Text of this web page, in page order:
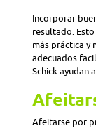
Incorporar
resultado.
más práctica y
adecuados
Schick ayudan
Afeitarse por